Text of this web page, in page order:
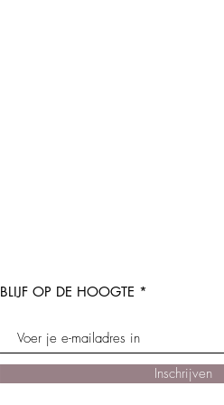
BLIJF OP DE HOOGTE
Inschrijven